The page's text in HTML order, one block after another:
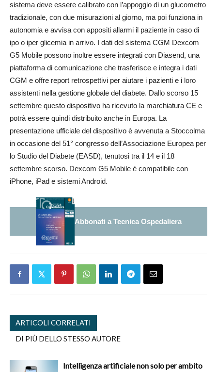
sistema deve essere calibrato con l’appoggio di un glucometro
tradizionale, con due misurazioni al giorno, ma poi funziona in
autonomia e avvisa con appositi allarmi il paziente in caso di
ipo o iper glicemia in arrivo. I dati del sistema CGM Dexcom
G5 Mobile possono inoltre essere integrati con Diasend, una
piattaforma di comunicazione che trasferisce e integra i dati
CGM e offre report retrospettivi per aiutare i pazienti e i loro
assistenti nella gestione globale del diabete. Dallo scorso 15
settembre questo dispositivo ha ricevuto la marchiatura CE e
potrà essere quindi distribuito anche in Europa. La
presentazione ufficiale del dispositivo è avvenuta a Stoccolma
in occasione del 51° congresso dell’Associazione Europea per
lo Studio del Diabete (EASD), tenutosi tra il 14 e il 18
settembre scorso. Dexcom G5 Mobile è compatibile con
iPhone, iPad e sistemi Android.
Abbonati a Tecnica Ospedaliera
ARTICOLI CORRELATI
DI PIÙ DELLO STESSO AUTORE
Intelligenza artificiale non solo per ambito